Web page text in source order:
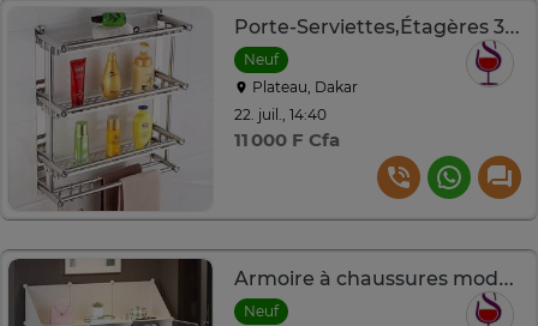
Porte-Serviettes,Étagères 3 niveaux
Neuf
Plateau, Dakar
22. juil., 14:40
11 000 F Cfa
Armoire à chaussures modulaire 36 paire
Neuf